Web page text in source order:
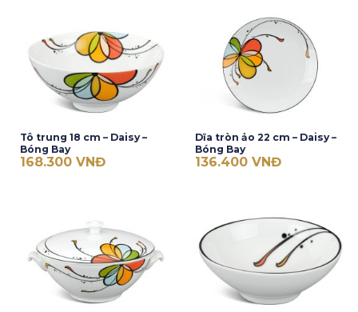
Tô trung 18 cm – Daisy –
Bóng Bay
168.300 VNĐ
Dĩa tròn ảo 22 cm – Daisy –
Bóng Bay
136.400 VNĐ